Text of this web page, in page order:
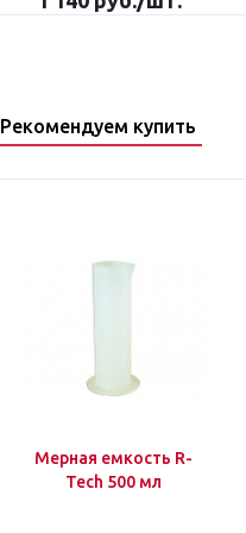
Рекомендуем купить
Мерная емкость R-
Tech 500 мл